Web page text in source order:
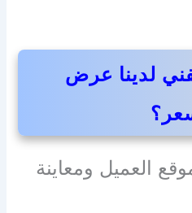
لدينا عرض
العميل ومعاينة